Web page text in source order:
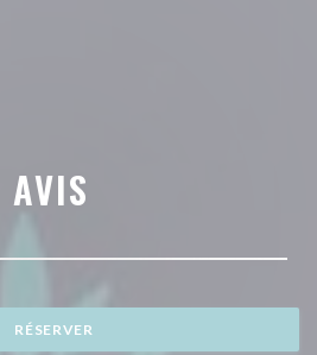
AVIS
RÉSERVER